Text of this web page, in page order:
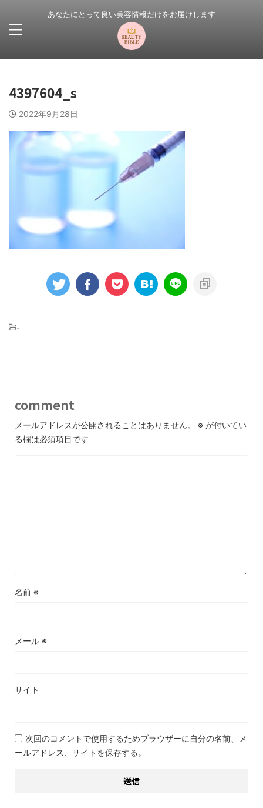
あなたにとって良い美容情報だけをお届けします
4397604_s
2022年9月28日
-
comment
メールアドレスが公開されることはありません。 ※ が付いてい
る欄は必須項目です
名前 ※
メール ※
サイト
次回のコメントで使用するためブラウザーに自分の名前、メ
ールアドレス、サイトを保存する。